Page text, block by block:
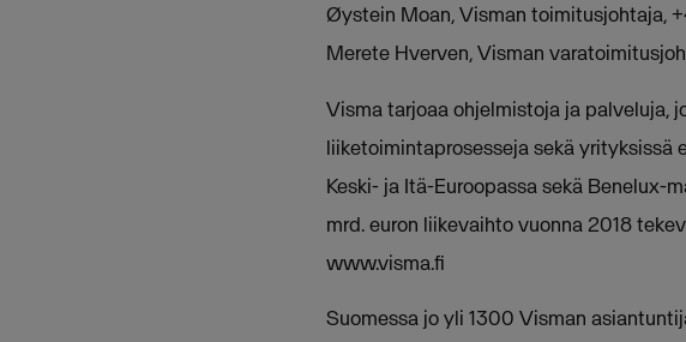
Øystein Moan, Visman toimitusjohtaja,
Merete Hverven, Visman
Visma tarjoaa ohjelmistoja ja palveluja,
liiketoimintaprosesseja sekä yrityksissä
Keski- ja Itä-Euroopassa sekä Benelux-
mrd. euron liikevaihto vuonna 2018
www.visma.fi
Suomessa jo yli 1300 Visman